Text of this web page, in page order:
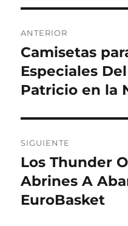
de
entradas
ANTERIOR
Entrada
anterior:
Camisetas
Especiales
Patricio en la
SIGUIENTE
Entrada
siguiente:
Los Thunder
Abrines A
EuroBasket